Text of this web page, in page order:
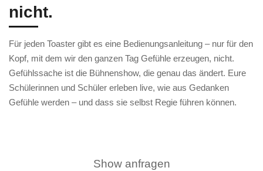
nicht.
Für jeden Toaster gibt es eine Bedienungsanleitung – nur für den
Kopf, mit dem wir den ganzen Tag Gefühle erzeugen, nicht.
Gefühlssache ist die Bühnenshow, die genau das ändert. Eure
Schülerinnen und Schüler erleben live, wie aus Gedanken
Gefühle werden – und dass sie selbst Regie führen können.
Show anfragen